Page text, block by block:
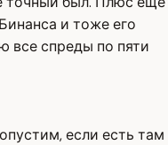
и тоже его
все спреды по пяти
если есть там